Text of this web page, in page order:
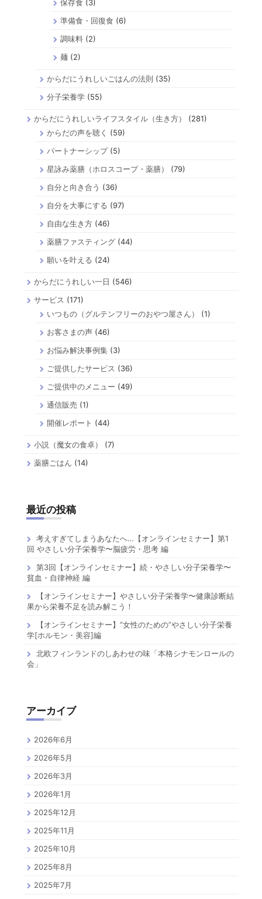
保存食 (3)
準備食・回復食 (6)
調味料(2)
麺 (2)
からだにうれしいごはんの法則 (35)
分子栄養学 (55)
からだにうれしいライフスタイル（生き方）
(281)
からだの声を聴く
(59)
パートナーシップ(5)
星詠み薬膳（ホロスコープ・薬膳）
(79)
自分と向き合う (36)
自分を大事にする (97)
自由な生き方 (46)
薬膳ファスティング (44)
願いを叶える (24)
からだにうれしい一日 (546)
サービス (171)
いつもの（グルテンフリーのおやつ屋さん）
(1)
お客さまの声 (46)
お悩み解決事例集 (3)
ご提供したサービス (36)
ご提供中のメニュー (49)
通信販売 (1)
開催レポート (44)
小説（魔女の食卓）
(7)
薬膳ごはん (14)
最近の投稿
考えすぎてしまうあなたへ…【オンラインセミナー】第1
回 やさしい分子栄養学〜脳疲労・思考 編
第3回【オンラインセミナー】続・やさしい分子栄養学〜
貧血・自律神経 編
【オンラインセミナー】やさしい分子栄養学〜健康診断結
果から栄養不足を読み解こう！
【オンラインセミナー】”女性のための”やさしい分子栄養
学[ホルモン・美容]編
北欧フィンランドのしあわせの味「本格シナモンロールの
会」
アーカイブ
2026年6月
2026年5月
2026年3月
2026年1月
2025年12月
2025年11月
2025年10月
2025年8月
2025年7月